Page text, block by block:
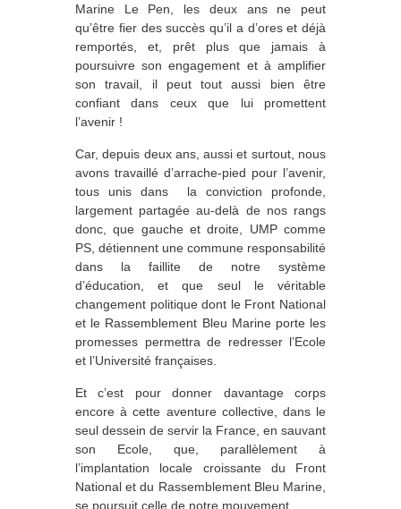
Marine Le Pen, les deux ans ne peut
qu’être fier des succès qu’il a d’ores et déjà
remportés, et, prêt plus que jamais à
poursuivre son engagement et à amplifier
son travail, il peut tout aussi bien être
confiant dans ceux que lui promettent
l’avenir !
Car, depuis deux ans, aussi et surtout, nous
avons travaillé d’arrache-pied pour l’avenir,
tous unis dans la conviction profonde,
largement partagée au-delà de nos rangs
donc, que gauche et droite, UMP comme
PS, détiennent une commune responsabilité
dans la faillite de notre système
d’éducation, et que seul le véritable
changement politique dont le Front National
et le Rassemblement Bleu Marine porte les
promesses permettra de redresser l’Ecole
et l’Université françaises.
Et c’est pour donner davantage corps
encore à cette aventure collective, dans le
seul dessein de servir la France, en sauvant
son Ecole, que, parallèlement à
l’implantation locale croissante du Front
National et du Rassemblement Bleu Marine,
se poursuit celle de notre mouvement.